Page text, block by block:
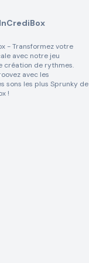
- Transformez votre
avec notre jeu
création de rythmes.
avec les
sons les plus Sprunky de
!